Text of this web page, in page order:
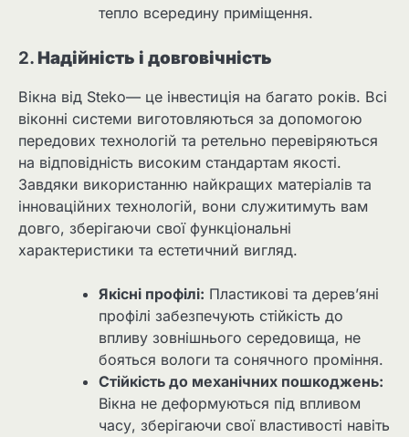
тепло всередину приміщення.
2. Надійність і довговічність
Вікна від Steko— це інвестиція на багато років. Всі
віконні системи виготовляються за допомогою
передових технологій та ретельно перевіряються
на відповідність високим стандартам якості.
Завдяки використанню найкращих матеріалів та
інноваційних технологій, вони служитимуть вам
довго, зберігаючи свої функціональні
характеристики та естетичний вигляд.
Якісні профілі: Пластикові та дерев’яні
профілі забезпечують стійкість до
впливу зовнішнього середовища, не
бояться вологи та сонячного проміння.
Стійкість до механічних пошкоджень:
Вікна не деформуються під впливом
часу, зберігаючи свої властивості навіть